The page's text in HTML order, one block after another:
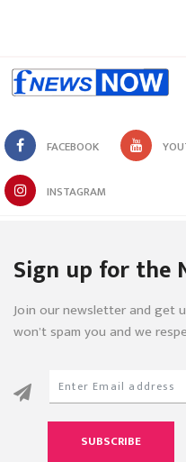
FACEBOOK
INSTAGRAM
Sign up for the
Join our newsletter and get
won’t spam you and we
SUBSCRIBE